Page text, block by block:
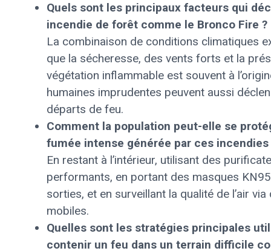
Quels sont les principaux facteurs qui
incendie de forêt comme le Bronco Fire ?
La combinaison de conditions climatiques
que la sécheresse, des vents forts et la
végétation inflammable est souvent à
humaines imprudentes peuvent aussi
départs de feu.
Comment la population peut-elle se
fumée intense générée par ces incendies
En restant à l’intérieur, utilisant des
performants, en portant des masques
sorties, et en surveillant la qualité de l’air
mobiles.
Quelles sont les stratégies principales
contenir un feu dans un terrain difficile